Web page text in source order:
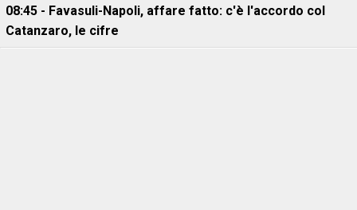
08:45 - Favasuli-Napoli, affare fatto: c'è l'accordo col
Catanzaro, le cifre